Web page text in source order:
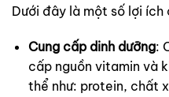
Dưới đây là một số lợi ích
Cung cấp dinh dưỡng:
cấp nguồn vitamin và
thể như: protein, chất